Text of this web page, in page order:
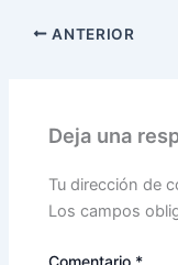
ANTERIOR
Deja una
Tu dirección de
Los campos